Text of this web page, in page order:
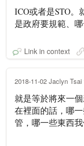
ICO或者是STO
是政府要規範、
Link in context
2018-11-02 Jaclyn
就是等於將來一
在裡面的話，哪
管，哪一些東西